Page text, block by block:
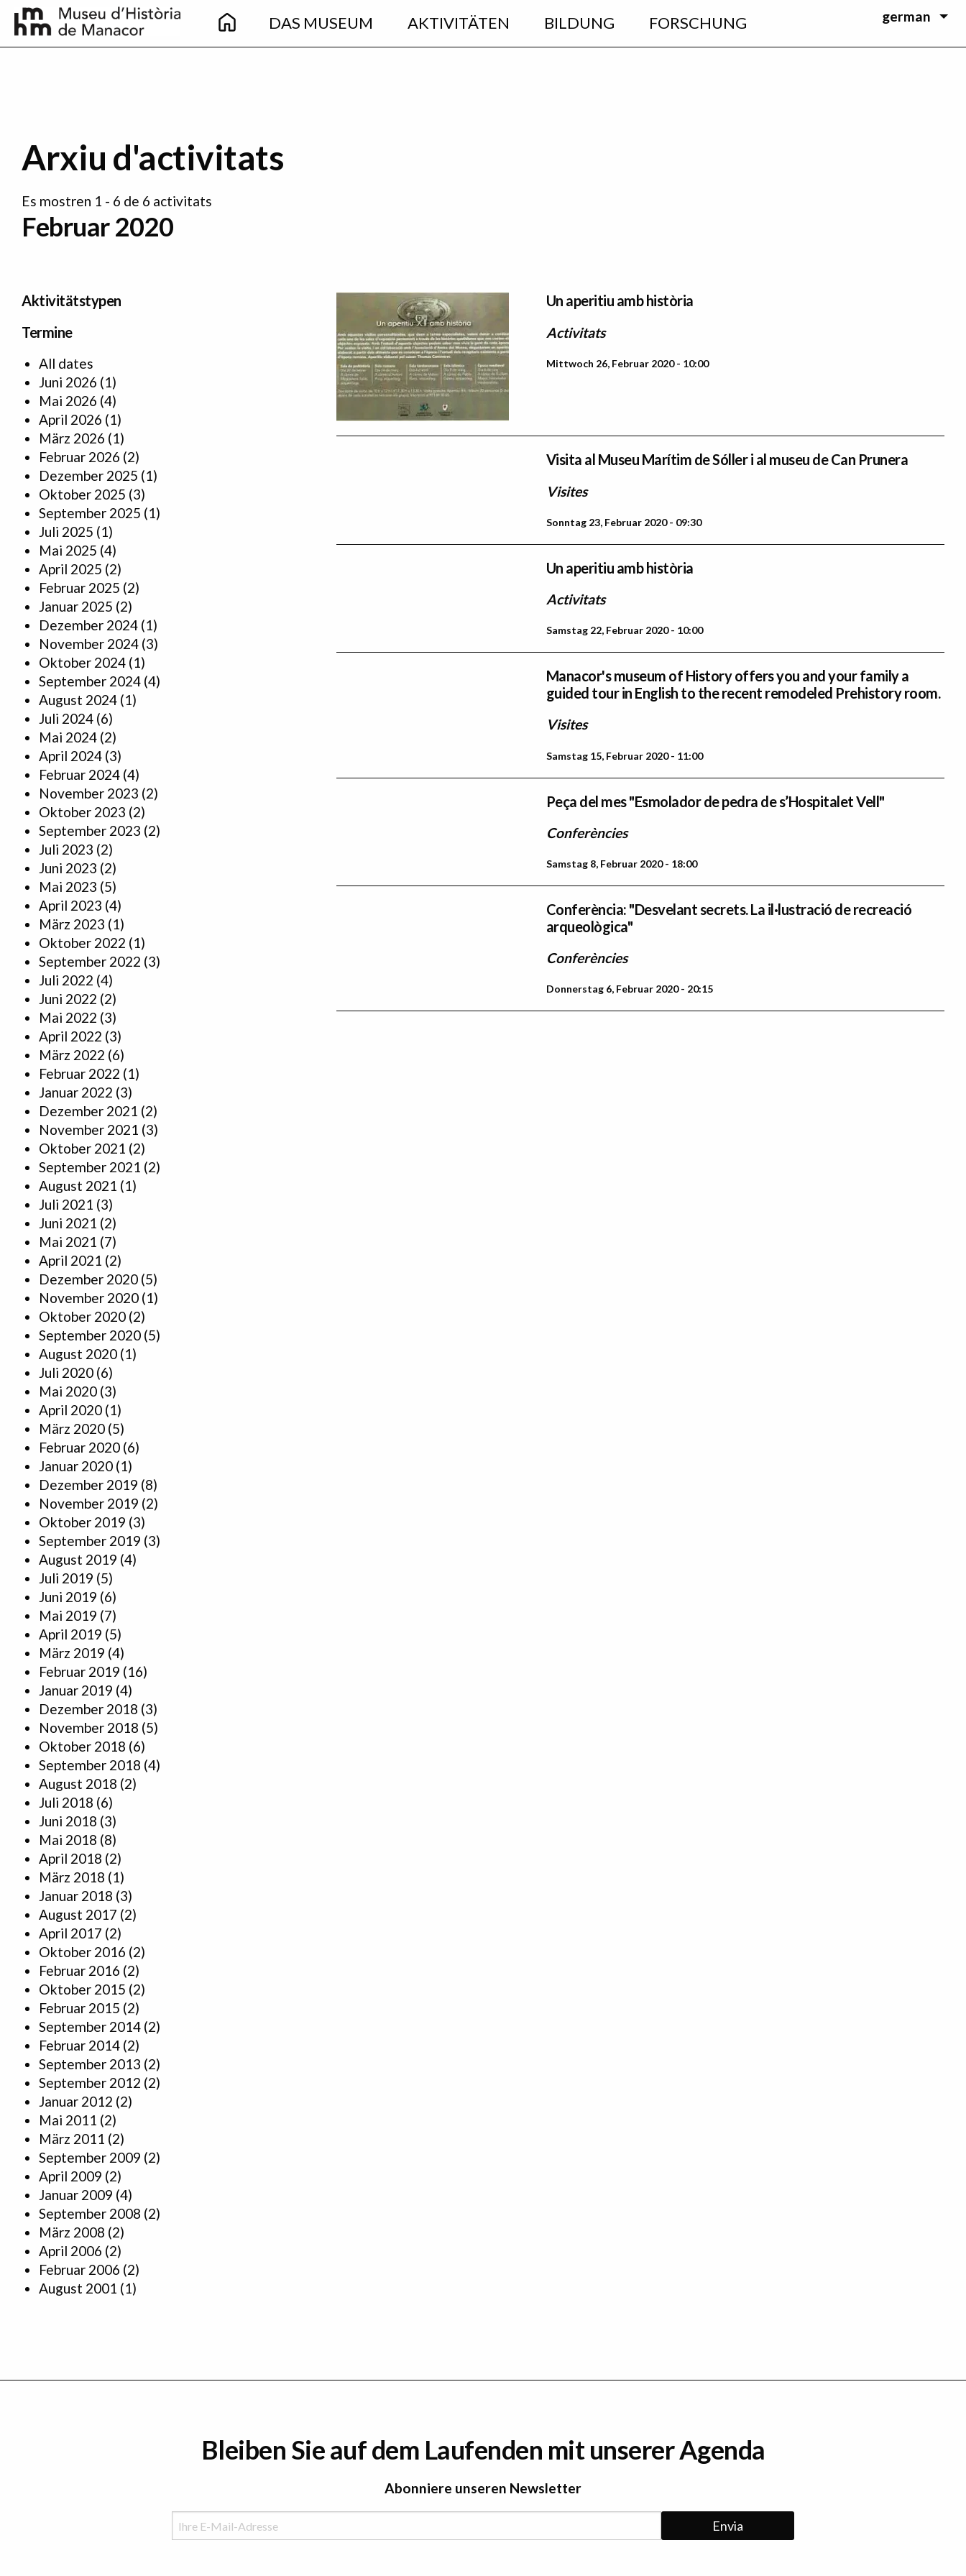
Direkt zum Inhalt
Main
navigation
DAS MUSEUM AKTIVITÄTEN BILDUNG FORSCHUNG german
Arxiu d'activitats
Es mostren 1 - 6 de 6 activitats
Februar 2020
Aktivitätstypen
Termine
All dates
Juni 2026 (1)
Mai 2026 (4)
April 2026 (1)
März 2026 (1)
Februar 2026 (2)
Dezember 2025 (1)
Oktober 2025 (3)
September 2025 (1)
Juli 2025 (1)
Mai 2025 (4)
April 2025 (2)
Februar 2025 (2)
Januar 2025 (2)
Dezember 2024 (1)
November 2024 (3)
Oktober 2024 (1)
September 2024 (4)
August 2024 (1)
Juli 2024 (6)
Mai 2024 (2)
April 2024 (3)
Februar 2024 (4)
November 2023 (2)
Oktober 2023 (2)
September 2023 (2)
Juli 2023 (2)
Juni 2023 (2)
Mai 2023 (5)
April 2023 (4)
März 2023 (1)
Oktober 2022 (1)
September 2022 (3)
Juli 2022 (4)
Juni 2022 (2)
Mai 2022 (3)
April 2022 (3)
März 2022 (6)
Februar 2022 (1)
Januar 2022 (3)
Dezember 2021 (2)
November 2021 (3)
Oktober 2021 (2)
September 2021 (2)
August 2021 (1)
Juli 2021 (3)
Juni 2021 (2)
Mai 2021 (7)
April 2021 (2)
Dezember 2020 (5)
November 2020 (1)
Oktober 2020 (2)
September 2020 (5)
August 2020 (1)
Juli 2020 (6)
Mai 2020 (3)
April 2020 (1)
März 2020 (5)
Februar 2020 (6)
Januar 2020 (1)
Dezember 2019 (8)
November 2019 (2)
Oktober 2019 (3)
September 2019 (3)
August 2019 (4)
Juli 2019 (5)
Juni 2019 (6)
Mai 2019 (7)
April 2019 (5)
März 2019 (4)
Februar 2019 (16)
Januar 2019 (4)
Dezember 2018 (3)
November 2018 (5)
Oktober 2018 (6)
September 2018 (4)
August 2018 (2)
Juli 2018 (6)
Juni 2018 (3)
Mai 2018 (8)
April 2018 (2)
März 2018 (1)
Januar 2018 (3)
August 2017 (2)
April 2017 (2)
Oktober 2016 (2)
Februar 2016 (2)
Oktober 2015 (2)
Februar 2015 (2)
September 2014 (2)
Februar 2014 (2)
September 2013 (2)
September 2012 (2)
Januar 2012 (2)
Mai 2011 (2)
März 2011 (2)
September 2009 (2)
April 2009 (2)
Januar 2009 (4)
September 2008 (2)
März 2008 (2)
April 2006 (2)
Februar 2006 (2)
August 2001 (1)
Un aperitiu amb història
Activitats
Mittwoch 26, Februar 2020 - 10:00
Visita al Museu Marítim de Sóller i al museu de Can Prunera
Visites
Sonntag 23, Februar 2020 - 09:30
Un aperitiu amb història
Activitats
Samstag 22, Februar 2020 - 10:00
Manacor's museum of History offers you and your family a
guided tour in English to the recent remodeled Prehistory room.
Visites
Samstag 15, Februar 2020 - 11:00
Peça del mes "Esmolador de pedra de s’Hospitalet Vell"
Conferències
Samstag 8, Februar 2020 - 18:00
Conferència: "Desvelant secrets. La il·lustració de recreació
arqueològica"
Conferències
Donnerstag 6, Februar 2020 - 20:15
Bleiben Sie auf dem Laufenden mit unserer Agenda
Abonniere unseren Newsletter